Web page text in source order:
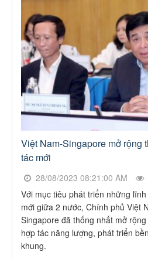
Việt Nam-Singapore mở rộng
tác mới
28/08/2023 08:21:00 AM
Với mục tiêu phát triển những
mới giữa 2 nước, Chính phủ Việt
Singapore đã thống nhất mở
hợp tác năng lượng, phát triển
khung.